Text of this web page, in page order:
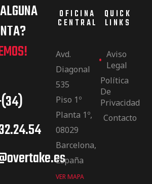
OFICINA
CENTRAL
Avd.
Diagonal
535
Piso 1º
Planta 1º,
08029
Barcelona,
España
VER MAPA
QUICK
LINKS
Aviso
Legal
Política
De
Privacidad
Contacto